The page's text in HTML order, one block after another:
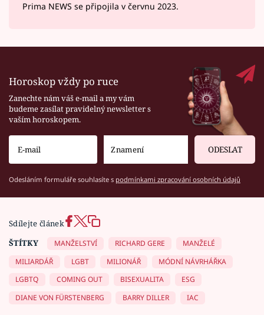
Prima NEWS se připojila v červnu 2023.
Horoskop vždy po ruce
Zanechte nám váš e-mail a my vám
budeme zasílat pravidelný newsletter s
vaším horoskopem.
ODESLAT
Odesláním formuláře souhlasíte s podmínkami zpracování osobních údajů
Sdílejte článek
ŠTÍTKY
MANŽELSTVÍ RICHARD GERE
MANŽELÉ
MILIARDÁŘ
LGBT MILIONÁŘ
MÓDNÍ NÁVRHÁŘKA
LGBTQ
COMING OUT BISEXUALITA
ESG
DIANE VON FÜRSTENBERG
BARRY DILLER IAC